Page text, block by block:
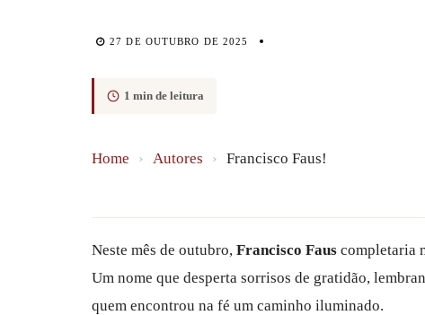
27 DE OUTUBRO DE 2025
1 min de leitura
Home › Autores › Francisco Faus!
Neste mês de outubro, Francisco Faus completaria
Um nome que desperta sorrisos de gratidão,
quem encontrou na fé um caminho iluminado.